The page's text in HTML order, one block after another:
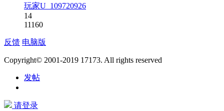
玩家U_109720926
14
11160
反馈 电脑版
Copyright© 2001-2019 17173. All rights reserved
发帖
请登录